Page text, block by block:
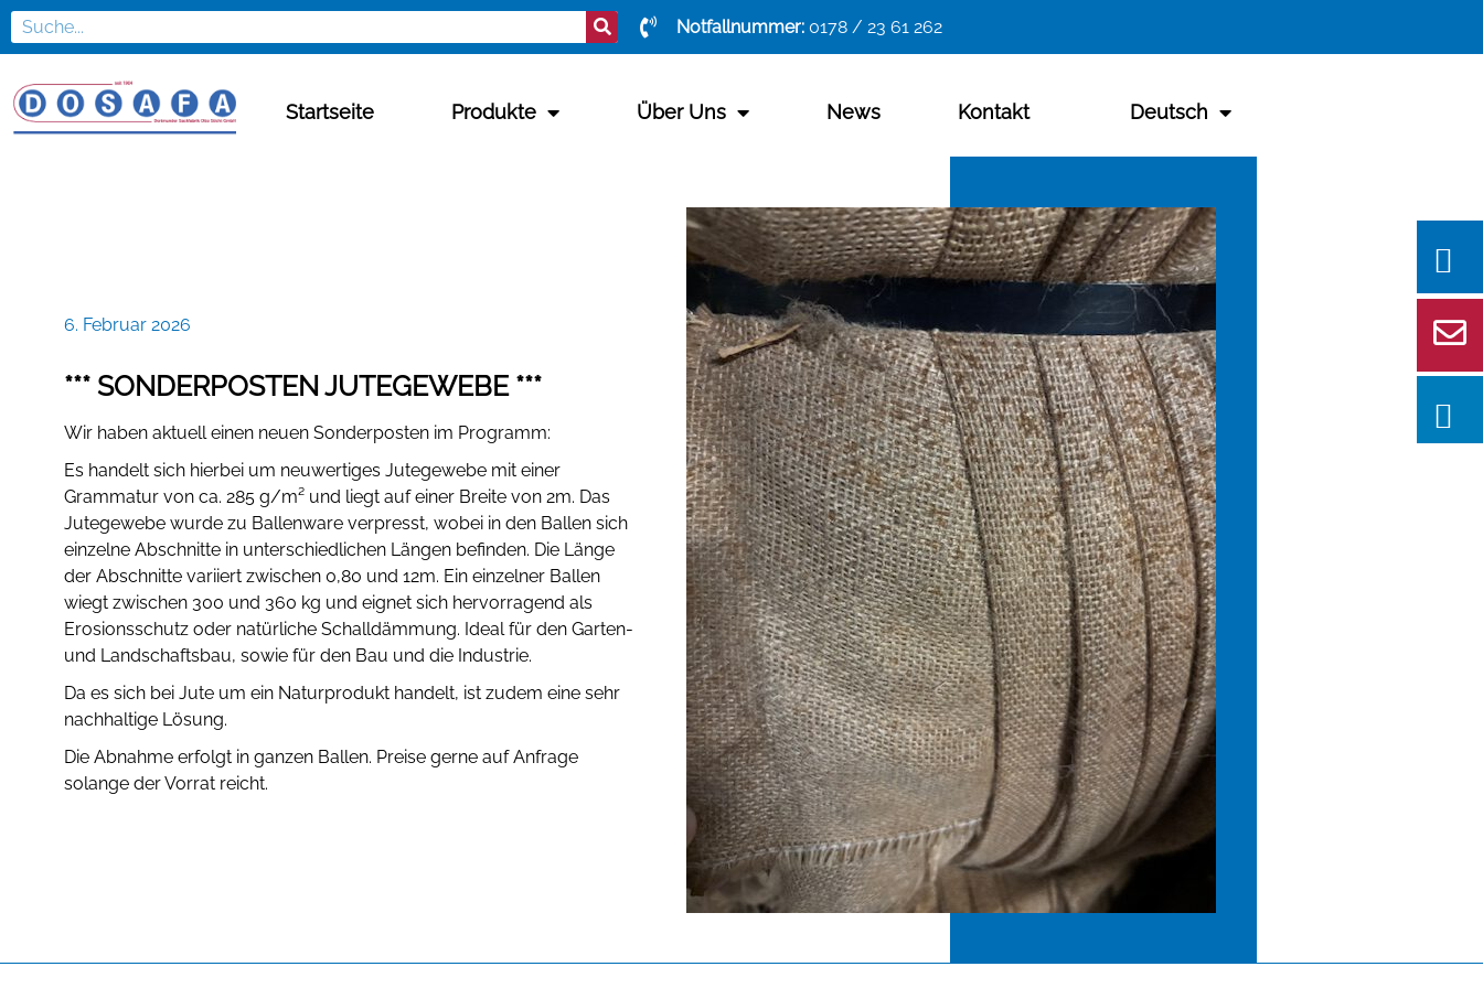
Notfallnummer: 0178 / 23 61 262
Startseite Produkte Über Uns News Kontakt Deutsch
6. Februar 2026
*** SONDERPOSTEN JUTEGEWEBE ***
Wir haben aktuell einen neuen Sonderposten im Programm:
Es handelt sich hierbei um neuwertiges Jutegewebe mit einer
Grammatur von ca. 285 g/m² und liegt auf einer Breite von 2m. Das
Jutegewebe wurde zu Ballenware verpresst, wobei in den Ballen sich
einzelne Abschnitte in unterschiedlichen Längen befinden. Die Länge
der Abschnitte variiert zwischen 0,80 und 12m. Ein einzelner Ballen
wiegt zwischen 300 und 360 kg und eignet sich hervorragend als
Erosionsschutz oder natürliche Schalldämmung. Ideal für den Garten-
und Landschaftsbau, sowie für den Bau und die Industrie.
Da es sich bei Jute um ein Naturprodukt handelt, ist zudem eine sehr
nachhaltige Lösung.
Die Abnahme erfolgt in ganzen Ballen. Preise gerne auf Anfrage
solange der Vorrat reicht.